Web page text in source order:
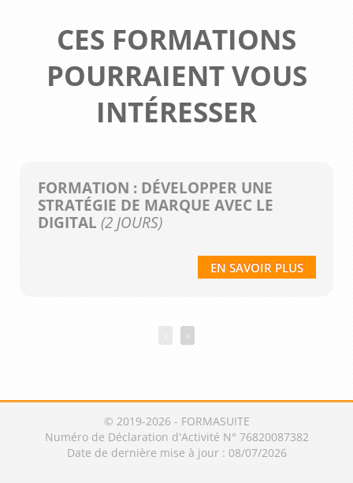
CES FORMATIONS
POURRAIENT VOUS
INTÉRESSER
FORMATION : DÉVELOPPER UNE
STRATÉGIE DE MARQUE AVEC LE
DIGITAL (2 JOURS)
EN SAVOIR PLUS
›
© 2019-2026 - FORMASUITE
Numéro de Déclaration d'Activité N° 76820087382
Date de dernière mise à jour : 08/07/2026